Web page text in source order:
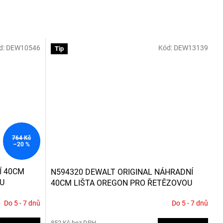
764 Kč
–20 %
40CM
Do 5 - 7 dnů
DEW10546 Tip
N594320 DEWALT ORIGINAL NÁHRADNÍ
40CM LIŠTA OREGON PRO ŘETĚZOVOU
Do 5 - 7 dnů
Kód: DEW13139